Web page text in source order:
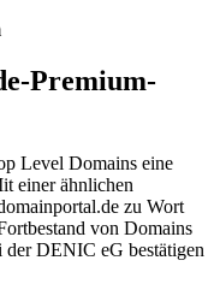
Premium-
Level Domains eine
einer ähnlichen
zu Wort
von Domains
der DENIC eG bestätigen